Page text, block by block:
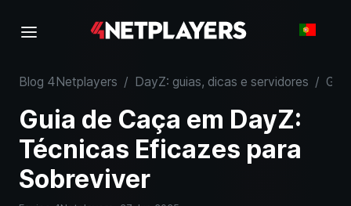
Blog 4Netplayers / DayZ: guias, dicas e servidores /
Guia de Caça em DayZ:
Técnicas Eficazes para
Sobreviver